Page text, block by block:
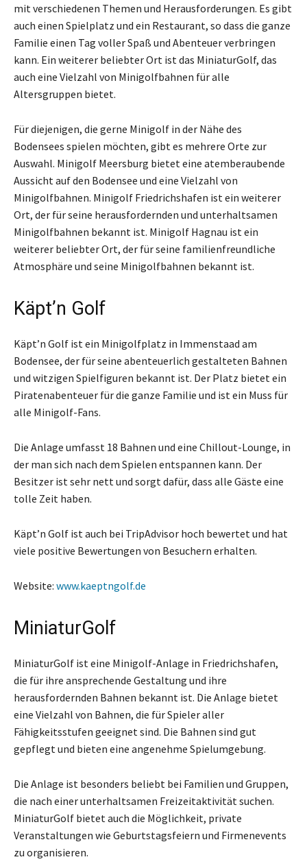
mit verschiedenen Themen und Herausforderungen. Es gibt
auch einen Spielplatz und ein Restaurant, so dass die ganze
Familie einen Tag voller Spaß und Abenteuer verbringen
kann. Ein weiterer beliebter Ort ist das MiniaturGolf, das
auch eine Vielzahl von Minigolfbahnen für alle
Altersgruppen bietet.
Für diejenigen, die gerne Minigolf in der Nähe des
Bodensees spielen möchten, gibt es mehrere Orte zur
Auswahl. Minigolf Meersburg bietet eine atemberaubende
Aussicht auf den Bodensee und eine Vielzahl von
Minigolfbahnen. Minigolf Friedrichshafen ist ein weiterer
Ort, der für seine herausfordernden und unterhaltsamen
Minigolfbahnen bekannt ist. Minigolf Hagnau ist ein
weiterer beliebter Ort, der für seine familienfreundliche
Atmosphäre und seine Minigolfbahnen bekannt ist.
Käpt’n Golf
Käpt’n Golf ist ein Minigolfplatz in Immenstaad am
Bodensee, der für seine abenteuerlich gestalteten Bahnen
und witzigen Spielfiguren bekannt ist. Der Platz bietet ein
Piratenabenteuer für die ganze Familie und ist ein Muss für
alle Minigolf-Fans.
Die Anlage umfasst 18 Bahnen und eine Chillout-Lounge, in
der man sich nach dem Spielen entspannen kann. Der
Besitzer ist sehr nett und sorgt dafür, dass alle Gäste eine
tolle Zeit haben.
Käpt’n Golf ist auch bei TripAdvisor hoch bewertet und hat
viele positive Bewertungen von Besuchern erhalten.
Website: www.kaeptngolf.de
MiniaturGolf
MiniaturGolf ist eine Minigolf-Anlage in Friedrichshafen,
die für ihre ansprechende Gestaltung und ihre
herausfordernden Bahnen bekannt ist. Die Anlage bietet
eine Vielzahl von Bahnen, die für Spieler aller
Fähigkeitsstufen geeignet sind. Die Bahnen sind gut
gepflegt und bieten eine angenehme Spielumgebung.
Die Anlage ist besonders beliebt bei Familien und Gruppen,
die nach einer unterhaltsamen Freizeitaktivität suchen.
MiniaturGolf bietet auch die Möglichkeit, private
Veranstaltungen wie Geburtstagsfeiern und Firmenevents
zu organisieren.